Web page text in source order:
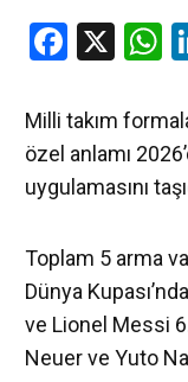
X
Milli takım
özel anlamı
uygulamasını
Toplam 5 arma
Dünya
ve Lionel Messi
Neuer ve Yuto